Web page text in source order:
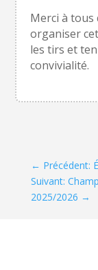
Merci à tous
organiser
les tirs et
convivialité.
← Précédent:
Suivant:
2025/2026 →